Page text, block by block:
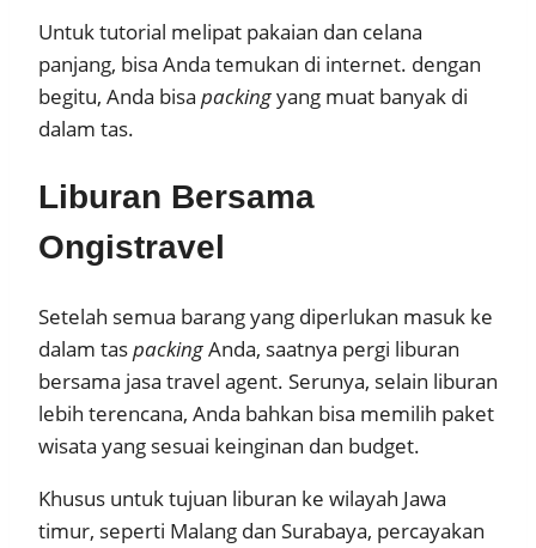
Untuk tutorial melipat pakaian dan celana
panjang, bisa Anda temukan di internet. dengan
begitu, Anda bisa packingyang muat banyak di
dalam tas.
Liburan Bersama
Ongistravel
Setelah semua barang yang diperlukan masuk ke
dalam taspackingAnda, saatnya pergi liburan
bersama jasa travel agent. Serunya, selain liburan
lebih terencana, Anda bahkan bisa memilih paket
wisata yang sesuai keinginan dan budget.
Khusus untuk tujuan liburan ke wilayah Jawa
timur, seperti Malang dan Surabaya, percayakan